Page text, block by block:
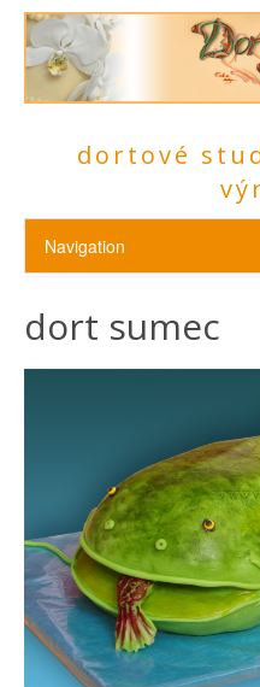
dortové
dort sumec